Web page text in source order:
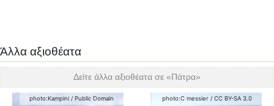
Άλλα αξιοθέατα
Δείτε άλλα αξιοθέατα σε «Πάτρα»
photo:Kampini / Public Domain photo:C messier / CC BY-SA 3.0